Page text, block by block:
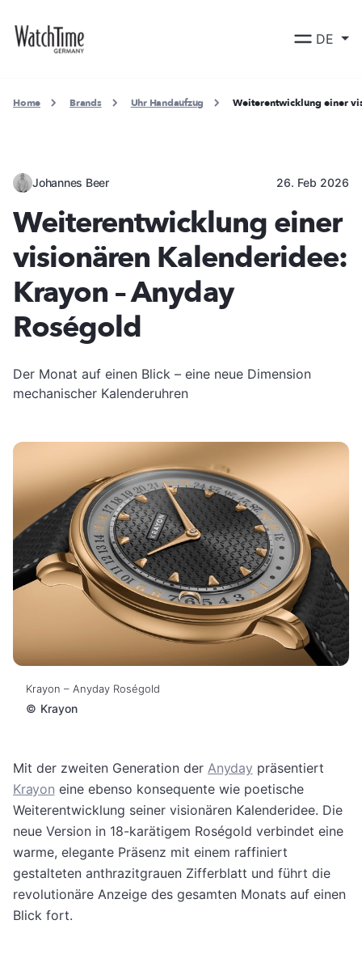
DE
Home Brands Uhr Handaufzug Weiterentwicklung einer
Johannes Beer 26. Feb 2026
Weiterentwicklung einer
visionären Kalenderidee:
Krayon – Anyday
Roségold
Der Monat auf einen Blick – eine neue Dimension
mechanischer Kalenderuhren
Krayon – Anyday Roségold
© Krayon
Mit der zweiten Generation der Anyday präsentiert
Krayon eine ebenso konsequente wie poetische
Weiterentwicklung seiner visionären Kalenderidee. Die
neue Version in 18-karätigem Roségold verbindet eine
warme, elegante Präsenz mit einem raffiniert
gestalteten anthrazitgrauen Zifferblatt und führt die
revolutionäre Anzeige des gesamten Monats auf einen
Blick fort.